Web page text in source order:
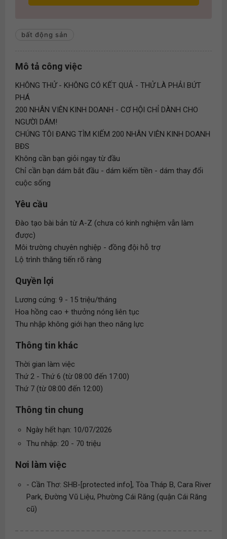
bất động sản
Mô tả công việc
KHÔNG THỬ - KHÔNG CÓ KẾT QUẢ - THỬ LÀ PHẢI BỨT
PHÁ
200 NHÂN VIÊN KINH DOANH - CƠ HỘI CHỈ DÀNH CHO
NGƯỜI DÁM!
CHÚNG TÔI ĐANG TÌM KIẾM 200 NHÂN VIÊN KINH DOANH
BĐS
Không cần bạn giỏi ngay từ đầu
Chỉ cần bạn dám bắt đầu - dám kiếm tiền - dám thay đổi
cuộc sống
Yêu cầu
Đào tạo bài bản từ A-Z (chưa có kinh nghiệm vẫn làm
được)
Môi trường chuyên nghiệp - đồng đội hỗ trợ
Lộ trình thăng tiến rõ ràng
Quyền lợi
Lương cứng: 9 - 15 triệu/tháng
Hoa hồng cao + thưởng nóng liên tục
Thu nhập không giới hạn theo năng lực
Thông tin khác
Thời gian làm việc
Thứ 2 - Thứ 6 (từ 08:00 đến 17:00)
Thứ 7 (từ 08:00 đến 12:00)
Thông tin chung
Ngày hết hạn: 10/07/2026
Thu nhập: 20 - 70 triệu
Nơi làm việc
- Cần Thơ: SHB-[protected info], Tòa Tháp B, Cara River
Park, Đường Vũ Liệu, Phường Cái Răng (quận Cái Răng
cũ)